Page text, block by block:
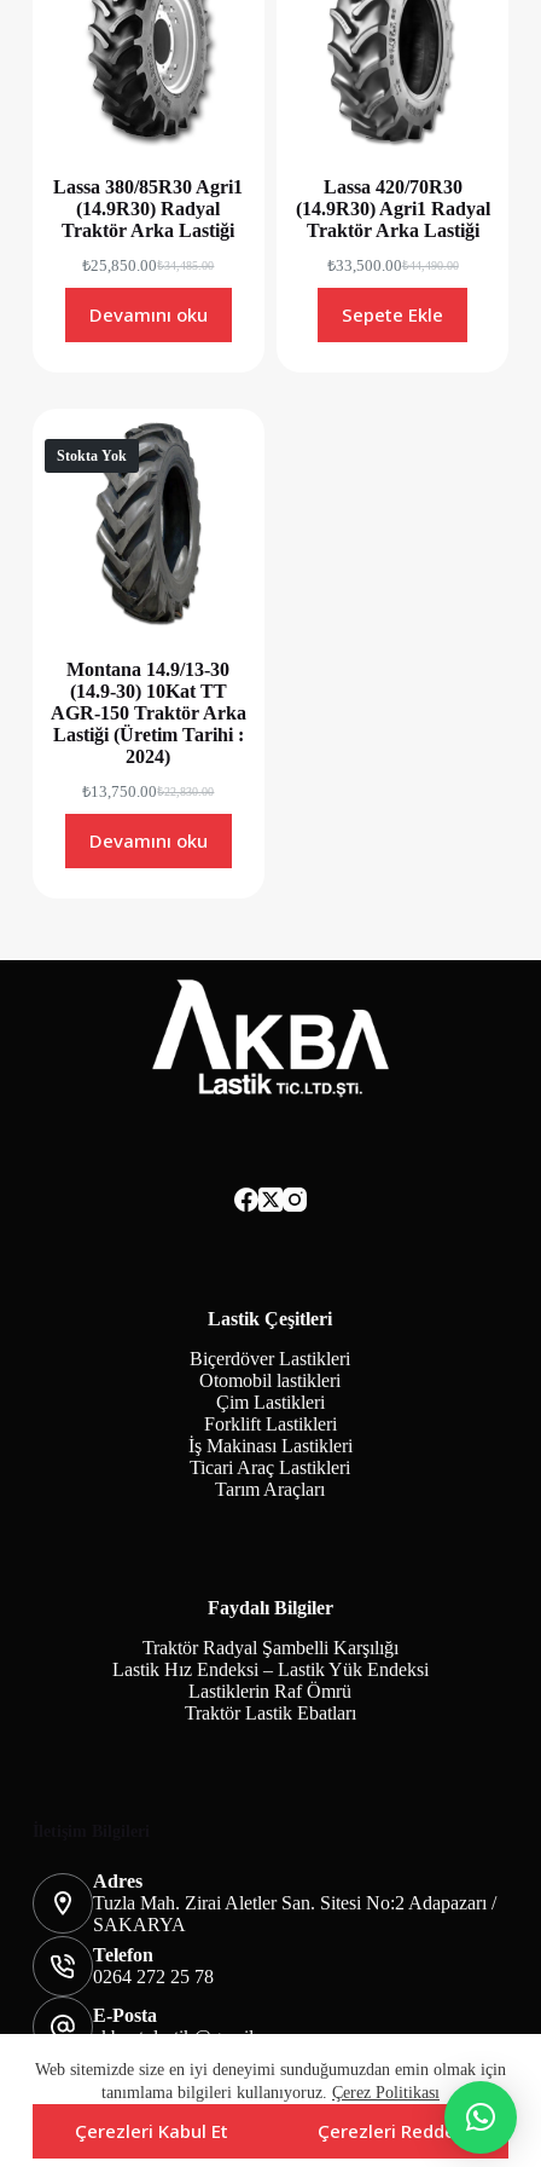
Web sitemizde size en iyi deneyimi sunduğumuzdan emin olmak için
tanımlama bilgileri kullanıyoruz. Çerez Politikası
Çerezleri Kabul Et Çerezleri Reddet
Lassa 380/85R30 Agri1
(14.9R30) Radyal
Traktör Arka Lastiği
₺34,485.00
₺25,850.00
Devamını oku
Lassa 420/70R30
(14.9R30) Agri1 Radyal
Traktör Arka Lastiği
₺44,490.00
₺33,500.00
Sepete Ekle
Stokta Yok
Montana 14.9/13-30
(14.9-30) 10Kat TT
AGR-150 Traktör Arka
Lastiği (Üretim Tarihi :
2024)
₺22,830.00
₺13,750.00
Devamını oku
Lastik Çeşitleri
Biçerdöver Lastikleri
Otomobil lastikleri
Çim Lastikleri
Forklift Lastikleri
İş Makinası Lastikleri
Ticari Araç Lastikleri
Tarım Araçları
Faydalı Bilgiler
Traktör Radyal Şambelli Karşılığı
Lastik Hız Endeksi – Lastik Yük Endeksi
Lastiklerin Raf Ömrü
Traktör Lastik Ebatları
Adres
Tuzla Mah. Zirai Aletler San. Sitesi No:2 Adapazarı /
SAKARYA
Telefon
0264 272 25 78
E-Posta
akbaotolastik@gmail.com
Mesafeli Satış Sözleşmesi
Teslimat&İade
Üyelik KVKK Sayfası
Çerez Politikası